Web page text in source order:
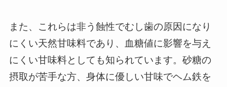
また、これらは非う蝕性でむし歯の原因になり
にくい天然甘味料であり、血糖値に影響を与え
にくい甘味料としても知られています。砂糖の
摂取が苦手な方、身体に優しい甘味でヘム鉄を